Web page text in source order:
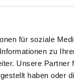
für soziale
zu
Unsere Partner
haben oder
12
12